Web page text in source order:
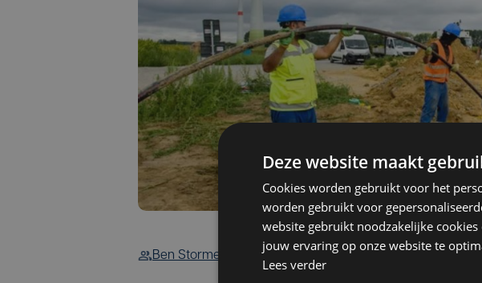
Ben Storme
Deze website maakt
Cookies worden gebruikt voor het
worden gebruikt voor
website gebruikt noodzakelijke
jouw ervaring op onze website te
Lees verder